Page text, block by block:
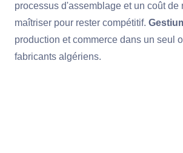
processus d'assemblage et un coût de
maîtriser pour rester compétitif.
production et commerce dans un seul
fabricants algériens.